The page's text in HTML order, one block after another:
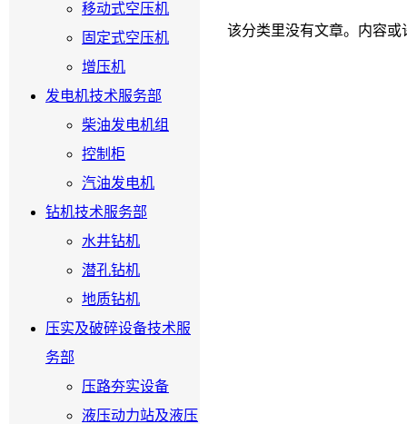
移动式空压机
固定式空压机
增压机
发电机技术服务部
柴油发电机组
控制柜
汽油发电机
钻机技术服务部
水井钻机
潜孔钻机
地质钻机
压实及破碎设备技术服
务部
压路夯实设备
液压动力站及液压
该分类里没有文章。内容